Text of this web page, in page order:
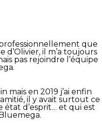
que
il m’a toujours
pas rejoindre l’équipe
mais en 2019 j’ai enfin
il y avait surtout ce
d’esprit… et qui est